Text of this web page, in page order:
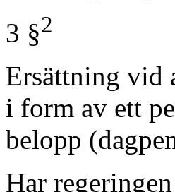
3 §2
Ersättning vid
i form av ett
belopp
Har